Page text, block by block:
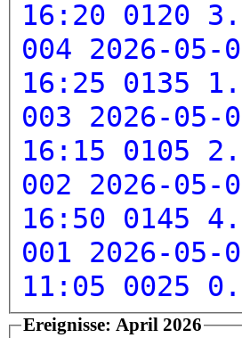
16:20 0120
004 2026-05-
16:25 0135
003 2026-05-
16:15 0105
002 2026-05-
16:50 0145
001 2026-05-
11:05 0025
Ereignisse: April 2026